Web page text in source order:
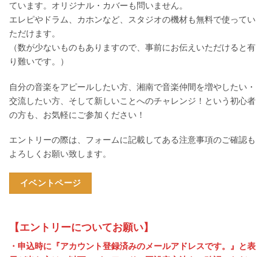
ています。オリジナル・カバーも問いません。
エレピやドラム、カホンなど、スタジオの機材も無料で使ってい
ただけます。
（数が少ないものもありますので、事前にお伝えいただけると有
り難いです。）
自分の音楽をアピールしたい方、湘南で音楽仲間を増やしたい・
交流したい方、そして新しいことへのチャレンジ！という初心者
の方も、お気軽にご参加ください！
エントリーの際は、フォームに記載してある注意事項のご確認も
よろしくお願い致します。
イベントページ
【エントリーについてお願い】
・申込時に『アカウント登録済みのメールアドレスです。』と表